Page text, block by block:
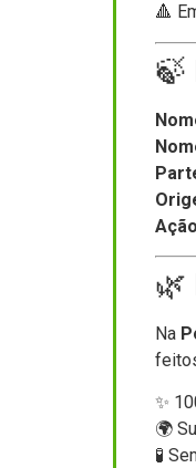
🔺
🍃
🌿
Na
✨
🌍
🧪